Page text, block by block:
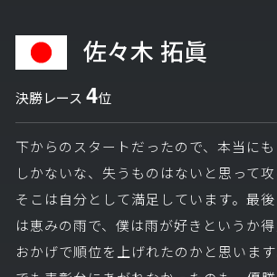
佐々木 拓眞
決勝レース 4位
下からのスタートだったので、本当に
しかないな、失うものはないと思って攻
そこは自分として満足しています。最
は恵みの雨で、僕は雨が好きというか
おかげで順位を上げれたのかと思います